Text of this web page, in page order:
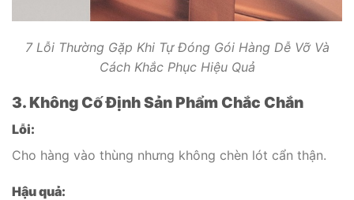
7 Lỗi Thường Gặp Khi Tự Đóng Gói Hàng Dễ Vỡ Và
Cách Khắc Phục Hiệu Quả
3. Không Cố Định Sản Phẩm Chắc Chắn
Lỗi:
Cho hàng vào thùng nhưng không chèn lót cẩn thận.
Hậu quả: